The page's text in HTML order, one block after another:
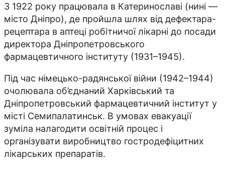
З 1922 року працювала в Катеринославі (нині —
місто Дніпро), де пройшла шлях від дефектара-
рецептара в аптеці робітничої лікарні до посади
директора Дніпропетровського
фармацевтичного інституту (1931–1945).
Під час німецько-радянської війни (1942–1944)
очолювала об’єднаний Харківський та
Дніпропетровський фармацевтичний інститут у
місті Семипалатинськ. В умовах евакуації
зуміла налагодити освітній процес і
організувати виробництво гостродефіцитних
лікарських препаратів.